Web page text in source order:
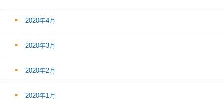
2020年4月
2020年3月
2020年2月
2020年1月